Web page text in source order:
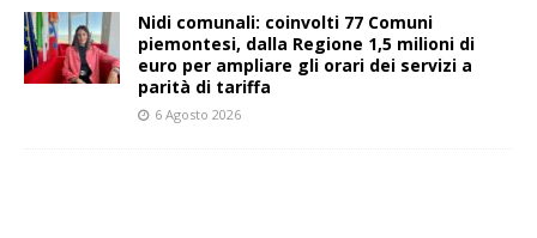
Nidi comunali: coinvolti 77 Comuni
piemontesi, dalla Regione 1,5 milioni di
euro per ampliare gli orari dei servizi a
parità di tariffa
6 Agosto 2026